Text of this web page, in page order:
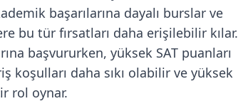
başarılarına dayalı burslar ve
bu tür fırsatları daha erişilebilir kılar.
başvururken, yüksek SAT puanları
koşulları daha sıkı olabilir ve yüksek
rol oynar.